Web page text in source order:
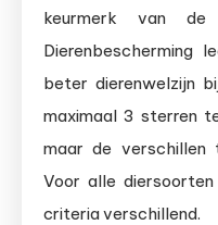
keurmerk van de
Dierenbescherming
beter dierenwelzijn
maximaal 3 sterren
maar de verschillen
Voor alle
criteria verschillend.